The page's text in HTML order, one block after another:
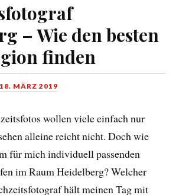
– Wie den besten
finden
18. MÄRZ 2019
wollen viele einfach nur
alleine reicht nicht. Doch wie
für mich individuell passenden
im Raum Heidelberg? Welcher
hält meinen Tag mit